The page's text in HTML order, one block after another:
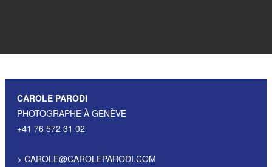
CAROLE PARODI
PHOTOGRAPHE À GENÈVE
+41 76 572 31 02
> CAROLE@CAROLEPARODI.COM